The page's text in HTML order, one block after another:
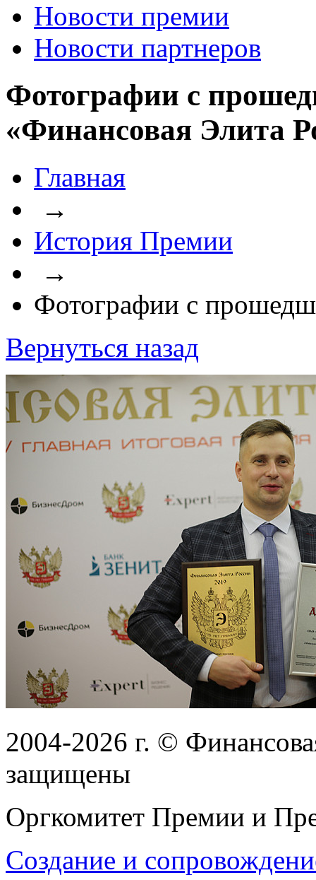
Новости премии
Новости партнеров
Фотографии с
«Финансовая Элита
Главная
→
История Премии
→
Фотографии с
Вернуться назад
2004-2026 г. ©
защищены
Оргкомитет Премии и
Создание и